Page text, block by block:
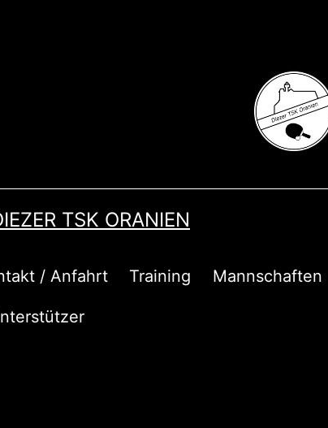
TSK ORANIEN
/ Anfahrt Training Mannschaften